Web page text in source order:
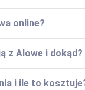
online?
z Alowe i dokąd?
i ile to